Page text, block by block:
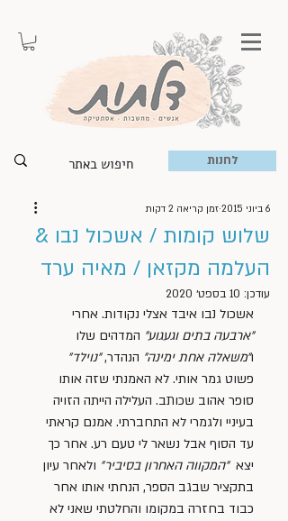
לחנות
שלוש קומות / אשכול נבו &
העלמה מקזאן / מאיה ערד
6 ביוני 2015 זמן קריאה 2 דקות
עודכן: 10 בספט׳ 2020
אשכול נבו איבד אצלי נקודות. אחרי
״ארבעה בתים וגעגוע״ המדהים שלו
ו״משאלה אחת ימינה״ הנהדר, ״נוילד״
פשוט גמר אותי. לא האמנתי שזה אותו
סופר אהוב שכותב. העלילה הייתה הזויה
בעיניי ולגמרי לא התחברתי. אמנם קראתי
עד הסוף אבל נשאר לי טעם רע. אחר כך
יצא ״המקווה האחרון בסיביר״ ולאחר עיון
בתקציר שבגב הספר, הנחתי אותו אחר
כבוד בחזרה במקומו והחלטתי שאני לא